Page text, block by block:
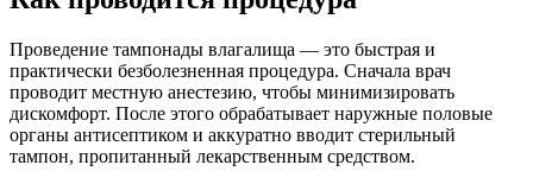
Проведение тампонады влагалища — это быстрая и
практически безболезненная процедура. Сначала врач
проводит местную анестезию, чтобы минимизировать
дискомфорт. После этого обрабатывает наружные половые
органы антисептиком и аккуратно вводит стерильный
тампон, пропитанный лекарственным средством.